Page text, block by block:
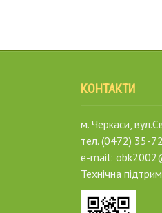
КОНТАКТИ
м. Черкаси,
тел. (0472) 35-
e-mail:
Технічна